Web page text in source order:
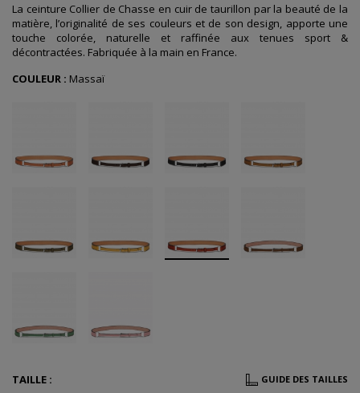
La ceinture Collier de Chasse en cuir de taurillon par la beauté de la
matière, l’originalité de ses couleurs et de son design, apporte une
touche colorée, naturelle et raffinée aux tenues sport &
décontractées. Fabriquée à la main en France.
COULEUR : Massaï
TAILLE : GUIDE DES TAILLES